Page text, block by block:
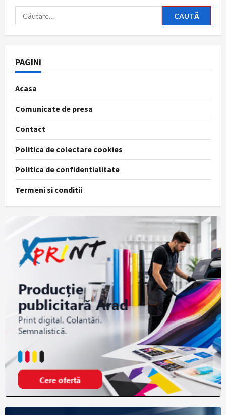
Caută
după:
PAGINI
Acasa
Comunicate de presa
Contact
Politica de colectare cookies
Politica de confidentialitate
Termeni si conditii